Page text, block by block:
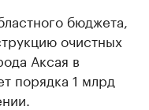
бюджета,
очистных
Аксая в
порядка 1 млрд